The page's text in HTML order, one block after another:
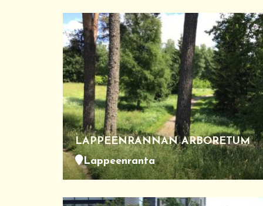
LAPPEENRANNAN ARBORETUM
Lappeenranta